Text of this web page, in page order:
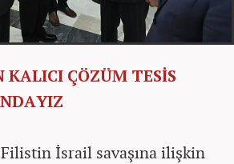
ÇÖZÜM TESİS
Filistin İsrail savaşına ilişkin